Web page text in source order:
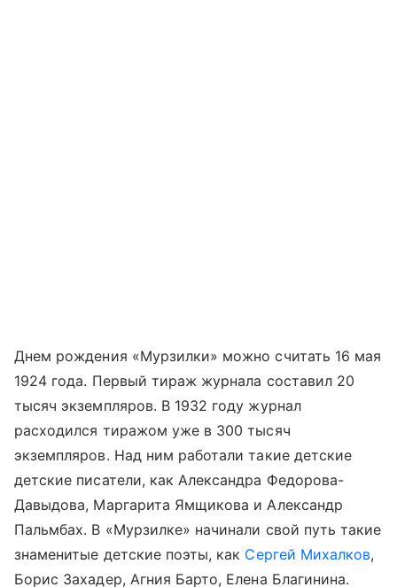
Днем рождения «Мурзилки» можно считать 16 мая
1924 года. Первый тираж журнала составил 20
тысяч экземпляров. В 1932 году журнал
расходился тиражом уже в 300 тысяч
экземпляров. Над ним работали такие детские
детские писатели, как Александра Федорова-
Давыдова, Маргарита Ямщикова и Александр
Пальмбах. В «Мурзилке» начинали свой путь такие
знаменитые детские поэты, как Сергей Михалков,
Борис Захадер, Агния Барто, Елена Благинина.